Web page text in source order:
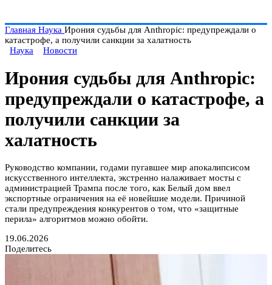
Главная Наука Ирония судьбы для Anthropic: предупреждали о
катастрофе, а получили санкции за халатность
Наука
Новости
Ирония судьбы для Anthropic:
предупреждали о катастрофе, а
получили санкции за
халатность
Руководство компании, годами пугавшее мир апокалипсисом
искусственного интеллекта, экстренно налаживает мосты с
администрацией Трампа после того, как Белый дом ввел
экспортные ограничения на её новейшие модели. Причиной
стали предупреждения конкурентов о том, что «защитные
перила» алгоритмов можно обойти.
19.06.2026
Поделитесь